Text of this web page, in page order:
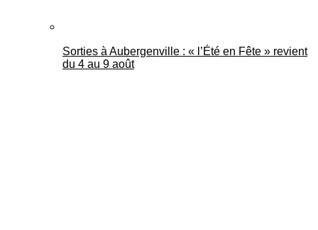
Sorties à Aubergenville : « l’Été en Fête » revient
du 4 au 9 août